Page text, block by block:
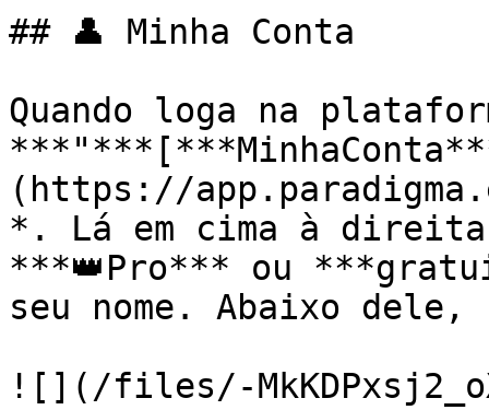
## 👤 Minha Conta
Quando loga na
(https://
*. Lá em cima à
***👑Pro*** ou
seu nome. Abaixo
![](/files/-